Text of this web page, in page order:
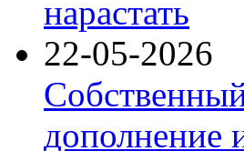
нарастать
22-05-2026
дополнение